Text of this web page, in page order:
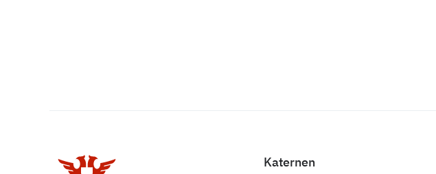
Katernen